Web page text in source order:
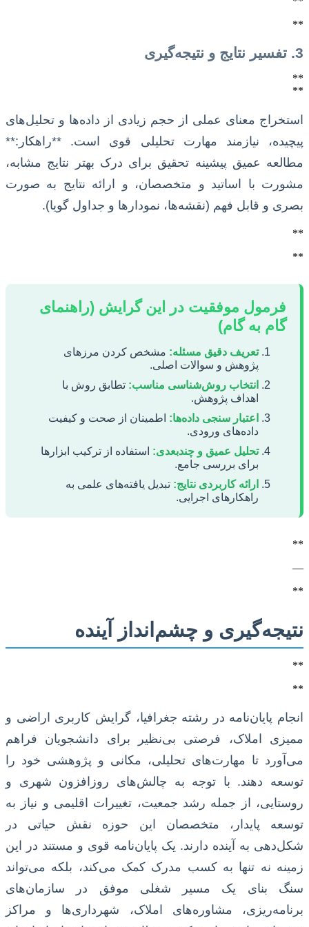
**
3. تفسیر نتایج و نتیجه‌گیری
**
**
استخراج معنای عملی از حجم زیادی از داده‌ها و تحلیل‌های
پیچیده، نیازمند مهارت تحلیلی قوی است. **راهکار:**
مطالعه عمیق پیشینه تحقیق برای درک بهتر نتایج مشابه،
مشورت با اساتید و متخصصان، و ارائه نتایج به صورت
بصری و قابل فهم (نقشه‌ها، نمودارها و جداول گویا).
**
**
فرمول موفقیت در این گرایش (راهنمای
گام به گام)
تعریف دقیق مسئله: مشخص کردن مرزهای
پژوهش و سوالات اصلی.
انتخاب روش‌شناسی مناسب: تطابق روش با
اهداف پژوهش.
اعتبار سنجی داده‌ها: اطمینان از صحت و کیفیت
داده‌های ورودی.
تحلیل عمیق و چندبعدی: استفاده از ترکیب ابزارها
برای بررسی جامع.
ارائه کاربردی نتایج: تبدیل یافته‌های علمی به
راهکارهای اجرایی.
**
—
**
نتیجه‌گیری و چشم‌انداز آینده
**
**
انجام پایان‌نامه در رشته جغرافیا، گرایش کاربری اراضی و
ممیزی املاک، فرصتی بی‌نظیر برای دانشجویان فراهم
می‌آورد تا مهارت‌های تحلیلی، مکانی و پژوهشی خود را
توسعه دهند. با توجه به چالش‌های روزافزون شهری و
روستایی، از جمله رشد جمعیت، تغییرات اقلیمی و نیاز به
توسعه پایدار، متخصصان این حوزه نقش حیاتی در
شکل‌دهی به آینده دارند. یک پایان‌نامه قوی و مستند در این
زمینه نه تنها به کسب مدرک کمک می‌کند، بلکه می‌تواند
سنگ بنای یک مسیر شغلی موفق در سازمان‌های
برنامه‌ریزی، مشاوره‌های املاک، شهرداری‌ها و مراکز